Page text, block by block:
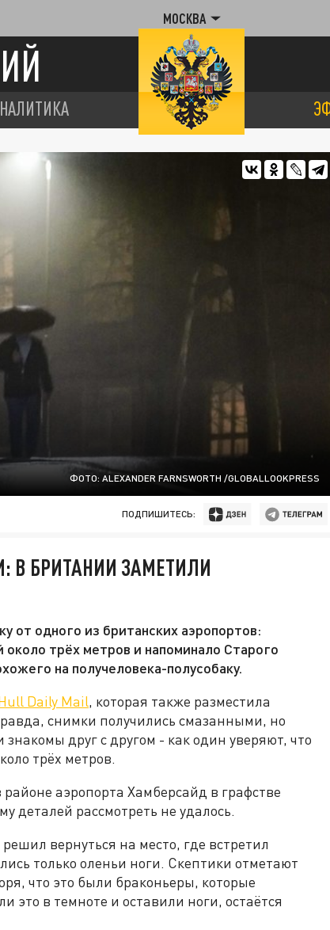
МОСКВА
ФОТО: ALEXANDER FARNSWORTH /GLOBALLOOKPRESS
ПОДПИШИТЕСЬ:
В БРИТАНИИ ЗАМЕТИЛИ
от одного из британских аэропортов:
трёх метров и напоминало Старого
на получеловека-полусобаку.
Daily Mail, которая также разместила
снимки получились смазанными, но
друг с другом - как один уверяют, что
трёх метров.
аэропорта Хамберсайд в графстве
деталей рассмотреть не удалось.
вернуться на место, где встретил
только оленьи ноги. Скептики отметают
что это были браконьеры, которые
это в темноте и оставили ноги, остаётся